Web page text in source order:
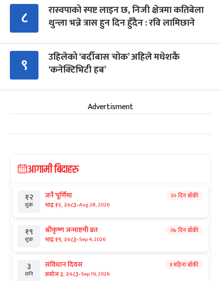
८
रास्वपाको स्पष्ट लाइन छ, निजी क्षेत्रमा कतिबेला
थुन्ला भन्ने त्रास हुन दिन हुँदैन : रवि लामिछाने
९
उहिलेको ‘बर्दीबास चोक’ अहिले मधेशकै
‘कनेक्टिभिटी हब’
Advertisment
आगामी बिदाहरु
१२
शुक्र
जनै पूर्णिमा
भाद्र १२, २०८३-Aug 28, 2026
२० दिन बाँकी
१९
शुक्र
श्रीकृष्ण जन्माष्टमी व्रत
भाद्र १९, २०८३-Sep 4, 2026
२७ दिन बाँकी
३
शनि
संविधान दिवस
असोज ३, २०८३-Sep 19, 2026
१ महिना बाँकी